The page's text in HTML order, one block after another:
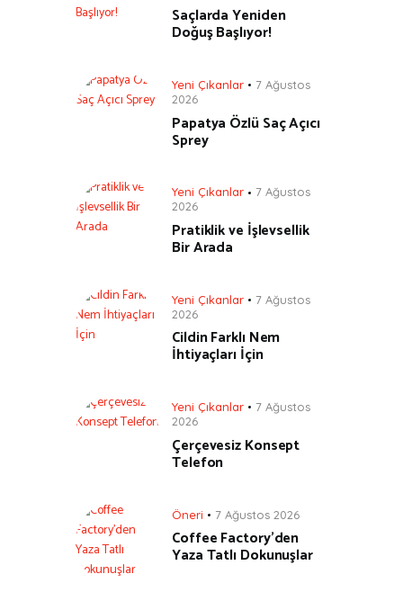
Saçlarda Yeniden
Doğuş Başlıyor!
Yeni Çıkanlar
7 Ağustos
2026
Papatya Özlü Saç Açıcı
Sprey
Yeni Çıkanlar
7 Ağustos
2026
Pratiklik ve İşlevsellik
Bir Arada
Yeni Çıkanlar
7 Ağustos
2026
Cildin Farklı Nem
İhtiyaçları İçin
Yeni Çıkanlar
7 Ağustos
2026
Çerçevesiz Konsept
Telefon
Öneri 7 Ağustos 2026
Coffee Factory’den
Yaza Tatlı Dokunuşlar